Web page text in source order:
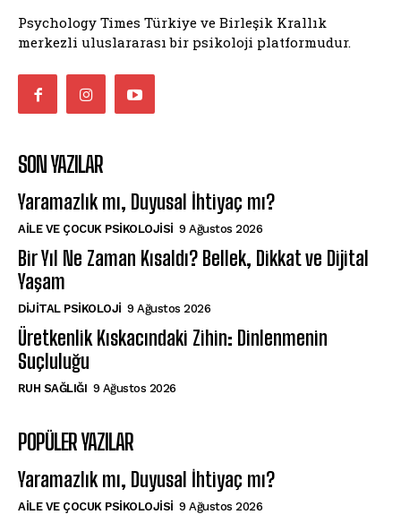
Psychology Times Türkiye ve Birleşik Krallık
merkezli uluslararası bir psikoloji platformudur.
SON YAZILAR
Yaramazlık mı, Duyusal İhtiyaç mı?
AILE VE ÇOCUK PSIKOLOJISI 9 Ağustos 2026
Bir Yıl Ne Zaman Kısaldı? Bellek, Dikkat ve Dijital
Yaşam
DIJITAL PSIKOLOJI 9 Ağustos 2026
Üretkenlik Kıskacındaki Zihin: Dinlenmenin
Suçluluğu
⁠RUH SAĞLIĞI 9 Ağustos 2026
POPÜLER YAZILAR
Yaramazlık mı, Duyusal İhtiyaç mı?
AILE VE ÇOCUK PSIKOLOJISI 9 Ağustos 2026